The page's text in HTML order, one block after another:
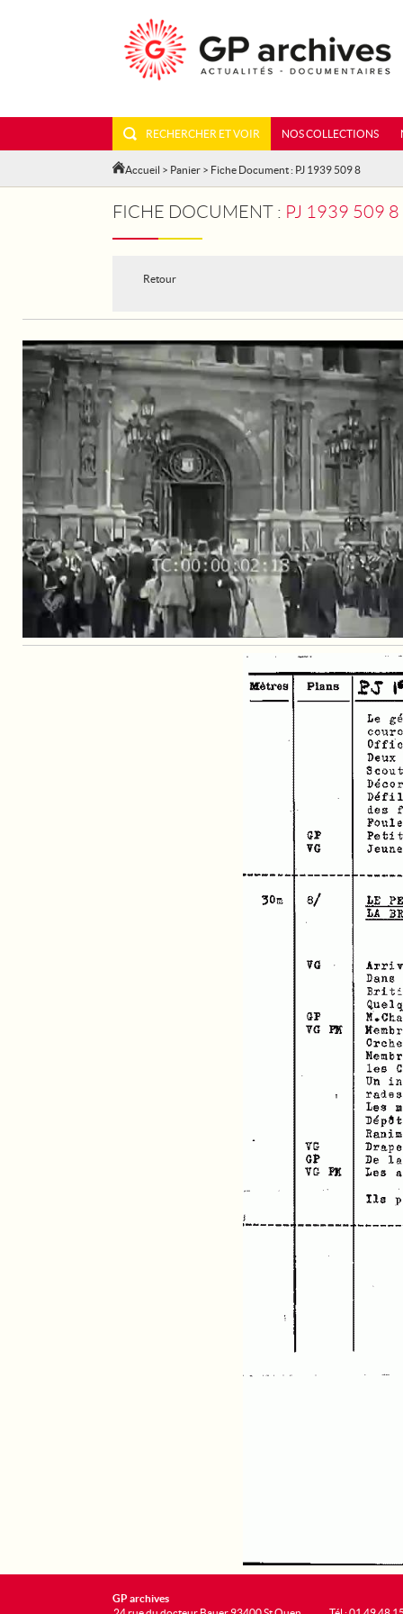
RECHERCHER ET VOIR NOS COLLECTIONS
Accueil > Panier > Fiche Document : PJ 1939 509 8
FICHE DOCUMENT : PJ 1939 509 8
Retour
GP archives